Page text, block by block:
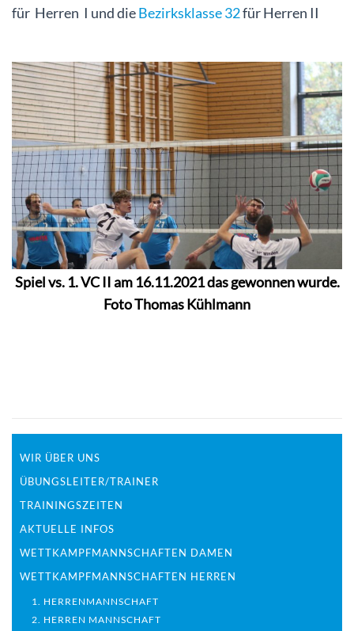
für Herren I und dieBezirksklasse 32für Herren II
Spiel vs. 1. VC II am 16.11.2021 das gewonnen wurde.
Foto Thomas Kühlmann
WIR ÜBER UNS
ÜBUNGSLEITER/TRAINER
TRAININGSZEITEN
AKTUELLE INFOS
WETTKAMPFMANNSCHAFTEN DAMEN
WETTKAMPFMANNSCHAFTEN HERREN
1. HERRENMANNSCHAFT
2. HERREN MANNSCHAFT